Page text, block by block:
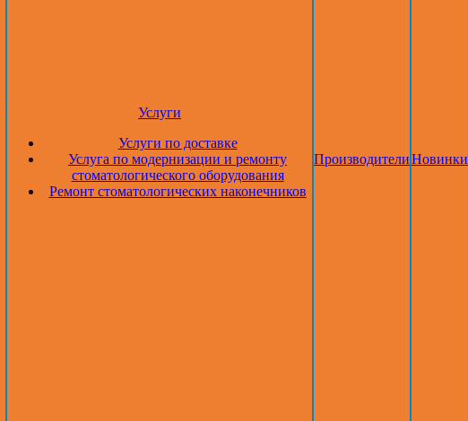
Услуги
Услуги по доставке
Услуга по модернизации и ремонту
стоматологического оборудования
Ремонт стоматологических наконечников
ПроизводителиНовинки